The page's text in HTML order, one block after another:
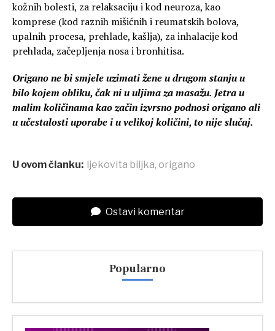
kožnih bolesti, za relaksaciju i kod neuroza, kao
komprese (kod raznih mišićnih i reumatskih bolova,
upalnih procesa, prehlade, kašlja), za inhalacije kod
prehlada, začepljenja nosa i bronhitisa.
Origano ne bi smjele uzimati žene u drugom stanju u
bilo kojem obliku, čak ni u uljima za masažu. Jetra u
malim količinama kao začin izvrsno podnosi origano ali
u učestalosti uporabe i u velikoj količini, to nije slučaj.
U ovom članku: ljekovita biljka, origano
Ostavi komentar
Popularno